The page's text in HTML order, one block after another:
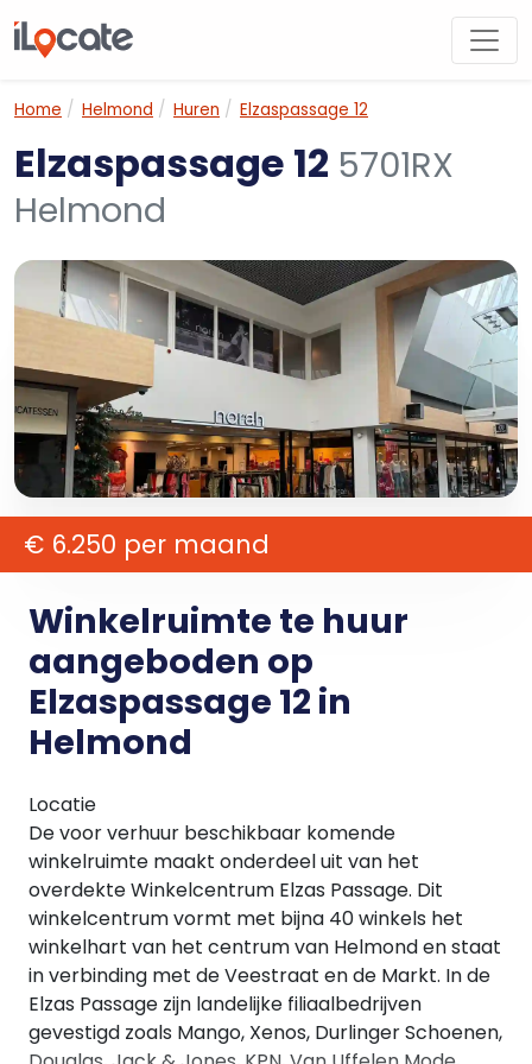
Home Helmond Huren Elzaspassage 12
Elzaspassage 12 5701RX
Helmond
€ 6.250 per maand
Winkelruimte te huur
aangeboden op
Elzaspassage 12 in
Helmond
Locatie
De voor verhuur beschikbaar komende
winkelruimte maakt onderdeel uit van het
overdekte Winkelcentrum Elzas Passage. Dit
winkelcentrum vormt met bijna 40 winkels het
winkelhart van het centrum van Helmond en staat
in verbinding met de Veestraat en de Markt. In de
Elzas Passage zijn landelijke filiaalbedrijven
gevestigd zoals Mango, Xenos, Durlinger Schoenen,